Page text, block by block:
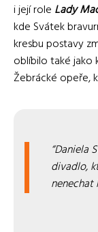
i její role Lady
kde Svátek
kresbu postavy
oblíbilo také jako
Žebrácké opeře,
Daniela
divadlo,